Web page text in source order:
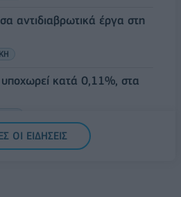
αντιδιαβρωτικά έργα στη
κατά 0,11%, στα
ΟΙ ΕΙΔΗΣΕΙΣ